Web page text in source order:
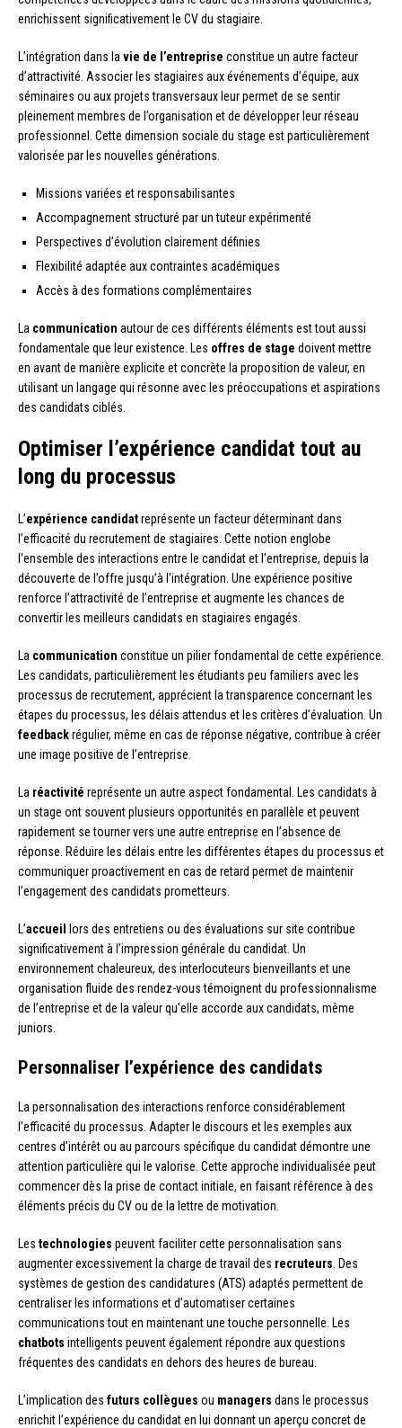
enrichissent significativement le CV du stagiaire.
L’intégration dans la vie de l’entreprise constitue un autre facteur
d’attractivité. Associer les stagiaires aux événements d’équipe, aux
séminaires ou aux projets transversaux leur permet de se sentir
pleinement membres de l’organisation et de développer leur réseau
professionnel. Cette dimension sociale du stage est particulièrement
valorisée par les nouvelles générations.
Missions variées et responsabilisantes
Accompagnement structuré par un tuteur expérimenté
Perspectives d’évolution clairement définies
Flexibilité adaptée aux contraintes académiques
Accès à des formations complémentaires
La communication autour de ces différents éléments est tout aussi
fondamentale que leur existence. Les offres de stage doivent mettre
en avant de manière explicite et concrète la proposition de valeur, en
utilisant un langage qui résonne avec les préoccupations et aspirations
des candidats ciblés.
Optimiser l’expérience candidat tout au
long du processus
L’expérience candidatreprésente un facteur déterminant dans
l’efficacité du recrutement de stagiaires. Cette notion englobe
l’ensemble des interactions entre le candidat et l’entreprise, depuis la
découverte de l’offre jusqu’à l’intégration. Une expérience positive
renforce l’attractivité de l’entreprise et augmente les chances de
convertir les meilleurs candidats en stagiaires engagés.
La communication constitue un pilier fondamental de cette expérience.
Les candidats, particulièrement les étudiants peu familiers avec les
processus de recrutement, apprécient la transparence concernant les
étapes du processus, les délais attendus et les critères d’évaluation. Un
feedbackrégulier, même en cas de réponse négative, contribue à créer
une image positive de l’entreprise.
La réactivité représente un autre aspect fondamental. Les candidats à
un stage ont souvent plusieurs opportunités en parallèle et peuvent
rapidement se tourner vers une autre entreprise en l’absence de
réponse. Réduire les délais entre les différentes étapes du processus et
communiquer proactivement en cas de retard permet de maintenir
l’engagement des candidats prometteurs.
L’accueil
lors des entretiens ou des évaluations sur site contribue
significativement à l’impression générale du candidat. Un
environnement chaleureux, des interlocuteurs bienveillants et une
organisation fluide des rendez-vous témoignent du professionnalisme
de l’entreprise et de la valeur qu’elle accorde aux candidats, même
juniors.
Personnaliser l’expérience des candidats
La personnalisation des interactions renforce considérablement
l’efficacité du processus. Adapter le discours et les exemples aux
centres d’intérêt ou au parcours spécifique du candidat démontre une
attention particulière qui le valorise. Cette approche individualisée peut
commencer dès la prise de contact initiale, en faisant référence à des
éléments précis du CV ou de la lettre de motivation.
Les technologies peuvent faciliter cette personnalisation sans
augmenter excessivement la charge de travail des recruteurs . Des
systèmes de gestion des candidatures (ATS) adaptés permettent de
centraliser les informations et d’automatiser certaines
communications tout en maintenant une touche personnelle. Les
chatbots intelligents peuvent également répondre aux questions
fréquentes des candidats en dehors des heures de bureau.
L’implication des futurs collègues ou managers dans le processus
enrichit l’expérience du candidat en lui donnant un aperçu concret de